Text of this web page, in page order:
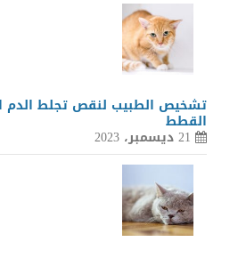
تشخيص الطبيب لنقص تجلط الدم
القطط
21 ديسمبر، 2023